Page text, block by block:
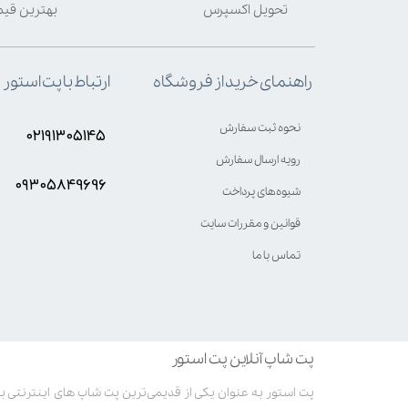
پت شاپ آنلاین پت استور
تحویل اکسپرس بهترین
راهنمای خرید از فروشگاه
نحوه ثبت سفارش
رویه ارسال سفارش
شیوه‌های پرداخت
قوانین و مقررات سایت
تماس با ما
ارتباط با پت استور
۰۲۱۹۱۳۰۵۱۴۵
۰۹۳۰۵8۴9696